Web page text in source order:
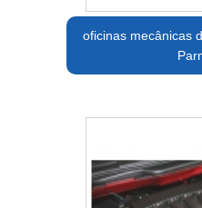
oficinas mecânicas